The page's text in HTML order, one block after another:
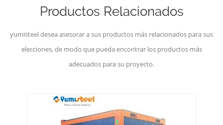
Productos Relacionados
yumisteel desea asesorar a sus productos más relacionados para sus
elecciones, de modo que pueda encontrar los productos más
adecuados para su proyecto.